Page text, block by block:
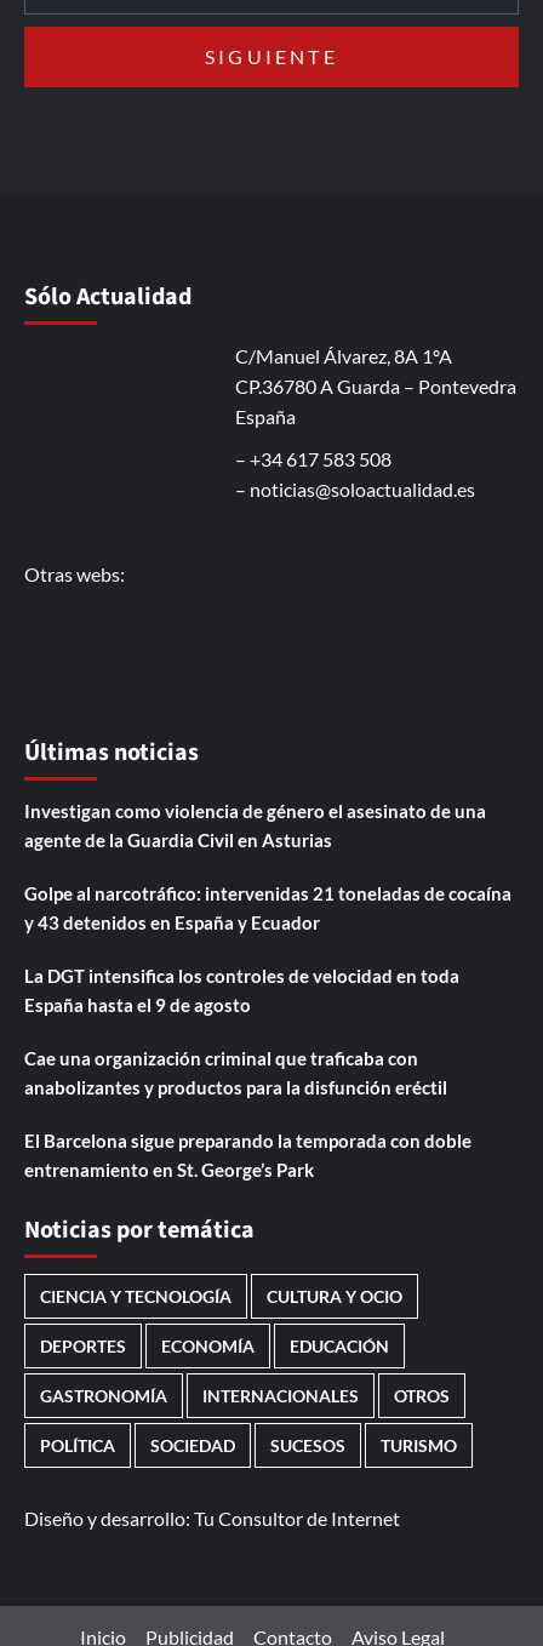
Sólo Actualidad
C/Manuel Álvarez, 8A 1ºA
CP.36780 A Guarda – Pontevedra
España
– +34 617 583 508
– noticias@soloactualidad.es
Otras webs:
Últimas noticias
Investigan como violencia de género el asesinato de una
agente de la Guardia Civil en Asturias
Golpe al narcotráfico: intervenidas 21 toneladas de cocaína
y 43 detenidos en España y Ecuador
La DGT intensifica los controles de velocidad en toda
España hasta el 9 de agosto
Cae una organización criminal que traficaba con
anabolizantes y productos para la disfunción eréctil
El Barcelona sigue preparando la temporada con doble
entrenamiento en St. George’s Park
Noticias por temática
CIENCIA Y TECNOLOGÍA CULTURA Y OCIO
DEPORTES ECONOMÍA EDUCACIÓN
GASTRONOMÍA INTERNACIONALES OTROS
POLÍTICA SOCIEDAD SUCESOS TURISMO
Diseño y desarrollo: Tu Consultor de Internet
Inicio Publicidad Contacto Aviso Legal